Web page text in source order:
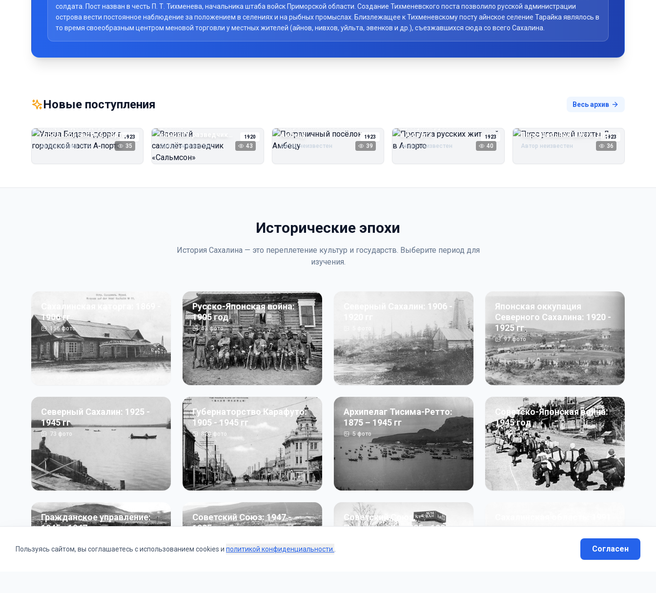
солдата. Пост назван в честь П. Т. Тихменева, начальника штаба войск Приморской области. Создание Тихменевского поста позволило русской администрации
острова вести постоянное наблюдение за положением в селениях и на рыбных промыслах. Близлежащее к Тихменевскому посту айнское селение Тарайка являлось в
то время своеобразным центром меновой торговли у местных жителей (айнов, нивхов, уйльта, эвенков и др.), съезжавшихся сюда со всего Сахалина.
Новые поступления Весь архив
1923
Улица Бидзэн‑дорри в
городской части А‑порта
Автор неизвестен 35
1920
Военный
самолёт‑разведчик
«Сальмсон»
Автор неизвестен 43
1923
Пограничный посёлок
Амбецу
Автор неизвестен 39
1923
Прогулка русских жителей
в А‑порте
Автор неизвестен 40
1923
Пирс угольной шахты Дуэ
Автор неизвестен 36
Исторические эпохи
История Сахалина — это переплетение культур и государств. Выберите период для
изучения.
Сахалинская каторга: 1869 -
1906 гг
156фото
Русско-Японская война:
1905 год
43фото
Северный Сахалин: 1906 -
Японская оккупация
Северного Сахалина: 1920 -
1925 гг
97фото
Северный Сахалин: 1925 -
1945 гг
73 фото
Губернаторство Карафуто:
1905 - 1945 гг
820фото
Архипелаг Тисима-Ретто:
1875 – 1945 гг
5фото
Советско-Японская война:
1945 год
50фото
Гражданское управление:
1945 - 1947 гг
Советский Союз: 1947 -
1985 гг
Советский Союз.
Перестройка: 1985 - 1991 гг
- н.в.
Пользуясь сайтом, вы соглашаетесь с использованием cookies и политикой конфиденциальности. Согласен